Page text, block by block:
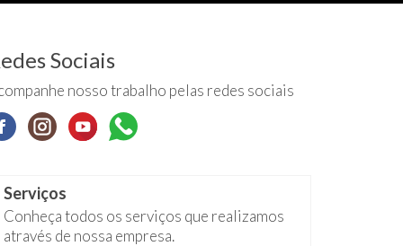
Sociais
nosso trabalho pelas redes sociais
Serviços
Conheça todos os serviços que realizamos
através de nossa empresa.